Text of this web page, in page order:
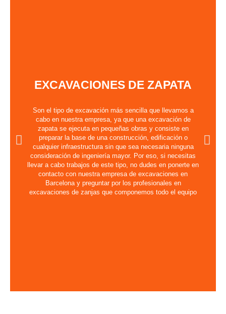
EXCAVACIONES DE ZAPATA
Son el tipo de excavación más sencilla que llevamos a
cabo en nuestra empresa, ya que una excavación de
zapata se ejecuta en pequeñas obras y consiste en
preparar la base de una construcción, edificación o
cualquier infraestructura sin que sea necesaria ninguna
consideración de ingeniería mayor. Por eso, si necesitas
llevar a cabo trabajos de este tipo, no dudes en ponerte en
contacto con nuestra empresa de excavaciones en
Barcelona y preguntar por los profesionales en
excavaciones de zanjas que componemos todo el equipo